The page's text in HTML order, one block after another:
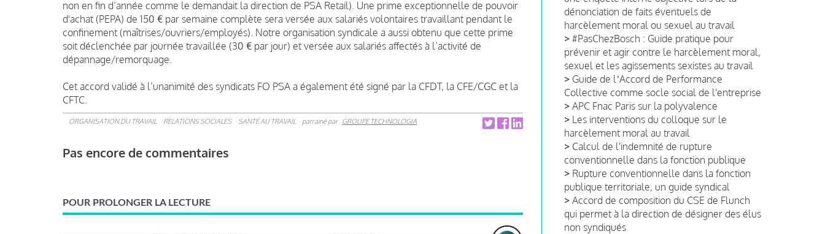
non en fin d’année comme le demandait la direction de PSA Retail). Une prime exceptionnelle de pouvoir
d'achat (PEPA) de 150 € par semaine complète sera versée aux salariés volontaires travaillant pendant le
confinement (maîtrises/ouvriers/employés). Notre organisation syndicale a aussi obtenu que cette prime
soit déclenchée par journée travaillée (30 € par jour) et versée aux salariés affectés à l’activité de
dépannage/remorquage.
Cet accord validé à l’unanimité des syndicats FO PSA a également été signé par la CFDT, la CFE/CGC et la
CFTC.
ORGANISATION DU TRAVAIL RELATIONS SOCIALES SANTÉ AU TRAVAIL parrainé par GROUPE TECHNOLOGIA
Pas encore de commentaires
POUR PROLONGER LA LECTURE
dénonciation de faits éventuels de
harcèlement moral ou sexuel au travail
> #PasChezBosch : Guide pratique pour
prévenir et agir contre le harcèlement moral,
sexuel et les agissements sexistes au travail
> Guide de lʼAccord de Performance
Collective comme socle social de l'entreprise
> APC Fnac Paris sur la polyvalence
> Les interventions du colloque sur le
harcèlement moral au travail
> Calcul de l'indemnité de rupture
conventionnelle dans la fonction publique
> Rupture conventionnelle dans la fonction
publique territoriale, un guide syndical
> Accord de composition du CSE de Flunch
qui permet à la direction de désigner des élus
non syndiqués